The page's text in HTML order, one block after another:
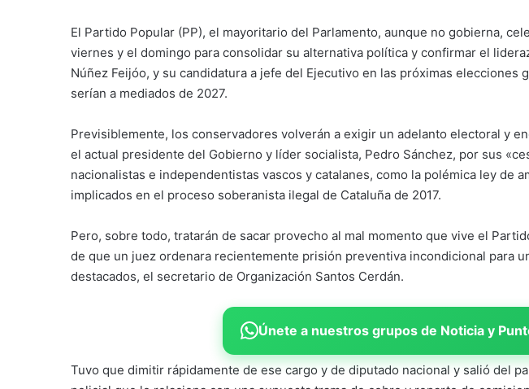
El Partido Popular (PP), el mayoritario del Parlamento, aunque no gobierna,
viernes y el domingo para consolidar su alternativa política y confirmar el
Núñez Feijóo, y su candidatura a jefe del Ejecutivo en las próximas elecciones
serían a mediados de 2027.
Previsiblemente, los conservadores volverán a exigir un adelanto electoral y
el actual presidente del Gobierno y líder socialista, Pedro Sánchez, por sus
nacionalistas e independentistas vascos y catalanes, como la polémica ley de
implicados en el proceso soberanista ilegal de Cataluña de 2017.
Pero, sobre todo, tratarán de sacar provecho al mal momento que vive el
de que un juez ordenara recientemente prisión preventiva incondicional para
destacados, el secretario de Organización Santos Cerdán.
Únete a nuestros grupos de Noticia y
Tuvo que dimitir rápidamente de ese cargo y de diputado nacional y salió del